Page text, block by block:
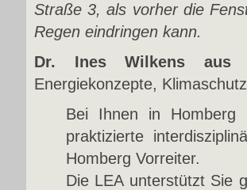
Straße 3, als vorher die
Regen eindringen kann.
Dr. Ines Wilkens
Energiekonzepte,
Bei Ihnen in Homberg
praktizierte
Homberg Vorreiter.
Die LEA unterstützt Sie